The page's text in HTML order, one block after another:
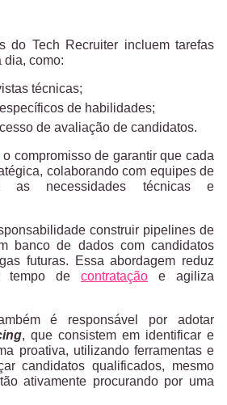
do Tech Recruiter incluem tarefas
dia, como:
técnicas;
de habilidades;
de avaliação de candidatos.
compromisso de garantir que cada
colaborando com equipes de
as necessidades técnicas e
construir pipelines de
banco de dados com candidatos
futuras. Essa abordagem reduz
tempo de contratação e agiliza
é responsável por adotar
, que consistem em identificar e
proativa, utilizando ferramentas e
candidatos qualificados, mesmo
ativamente procurando por uma